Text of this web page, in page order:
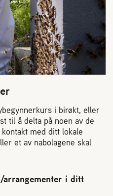
i birøkt, eller
til å delta på noen av de
med ditt lokale
et av nabolagene skal
i ditt